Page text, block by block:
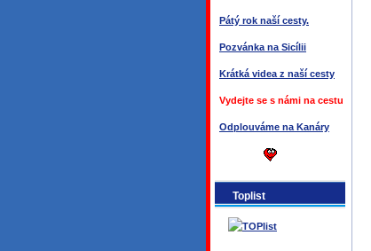
Pátý rok naší cesty.
Pozvánka na Sicílii
Krátká videa z naší cesty
Vydejte se s námi na cestu
Odplouváme na Kanáry
Toplist